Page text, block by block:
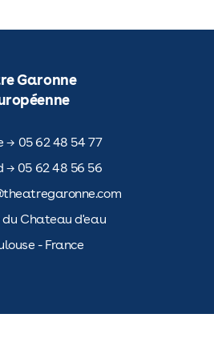
Garonne
→ 05 62 48 54 77
→ 05 62 48 56 56
du Chateau d'eau
- France